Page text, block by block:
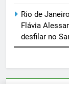
Rio de
Flávia
desfilar no